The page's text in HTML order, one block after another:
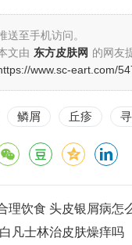
送至手机访问。
文由 东方皮肤网 的网友
www.sc-eart.com/
鳞屑 丘疹
理饮食 头皮银屑病怎
凡士林治皮肤燥痒吗